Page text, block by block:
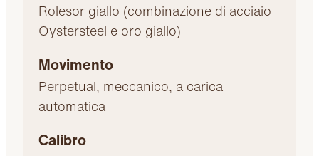
Rolesor giallo (combinazione di acciaio
Oystersteel e oro giallo)
Movimento
Perpetual, meccanico, a carica
automatica
Calibro